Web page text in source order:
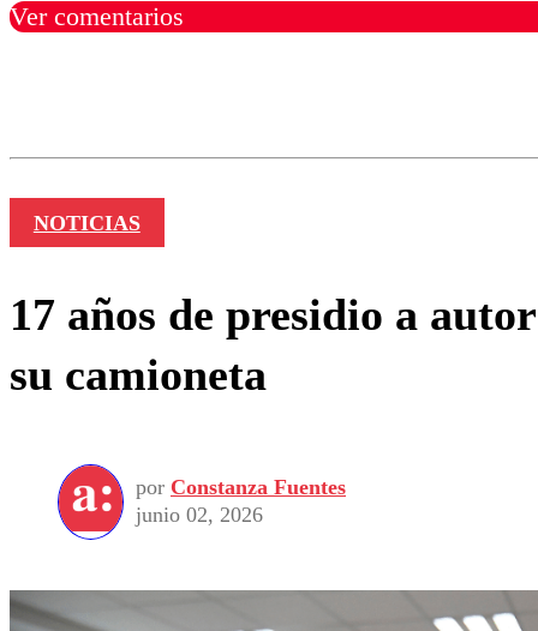
Ver comentarios
NOTICIAS
17 años de presidio a
su camioneta
por Constanza Fuentes
junio 02, 2026